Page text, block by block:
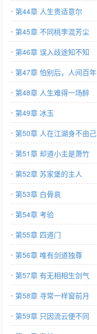
第44章 人生贵适意尔
第45章 不同桃李混芳尘
第46章 误入歧途知不知
第47章 怕别后，人间百年
第48章 人生难得一场醉
第49章 冰玉
第50章 人在江湖身不由己
第51章 却道小主是萧竹
第52章 苏家堡的主人
第53章 白骨哀
第54章 考验
第55章 四道门
第56章 唯有剑道独尊
第57章 有无相相生剑气
第58章 寻常一样窗前月
第59章 只因流云便不同